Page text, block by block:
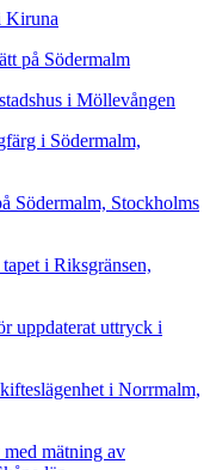
Kiruna
på Södermalm
i Möllevången
i Södermalm,
Södermalm, Stockholms
i Riksgränsen,
uppdaterat uttryck i
i Norrmalm,
mätning av